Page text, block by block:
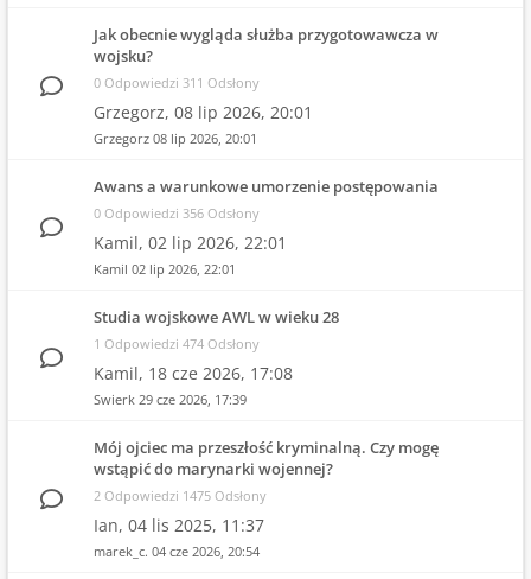
Jak obecnie wygląda służba przygotowawcza w
wojsku?
0 Odpowiedzi 311 Odsłony
Grzegorz, 08 lip 2026, 20:01
Grzegorz 08 lip 2026, 20:01
Awans a warunkowe umorzenie postępowania
0 Odpowiedzi 356 Odsłony
Kamil, 02 lip 2026, 22:01
Kamil 02 lip 2026, 22:01
Studia wojskowe AWL w wieku 28
1 Odpowiedzi 474 Odsłony
Kamil, 18 cze 2026, 17:08
Swierk 29 cze 2026, 17:39
Mój ojciec ma przeszłość kryminalną. Czy mogę
wstąpić do marynarki wojennej?
2 Odpowiedzi 1475 Odsłony
Ian, 04 lis 2025, 11:37
marek_c. 04 cze 2026, 20:54